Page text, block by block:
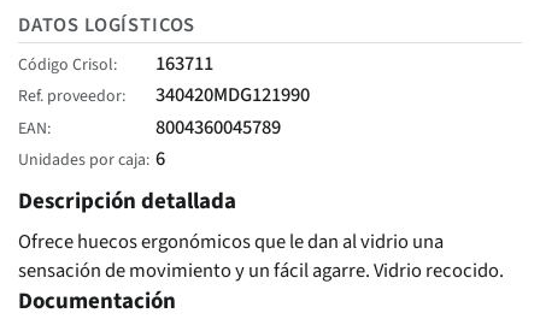
DATOS LOGÍSTICOS
Código Crisol 163711
Ref. proveedor 340420MDG121990
EAN 8004360045789
Unidades por caja 6
Descripción detallada
Ofrece huecos ergonómicos que le dan al vidrio una
sensación de movimiento y un fácil agarre. Vidrio recocido.
Documentación